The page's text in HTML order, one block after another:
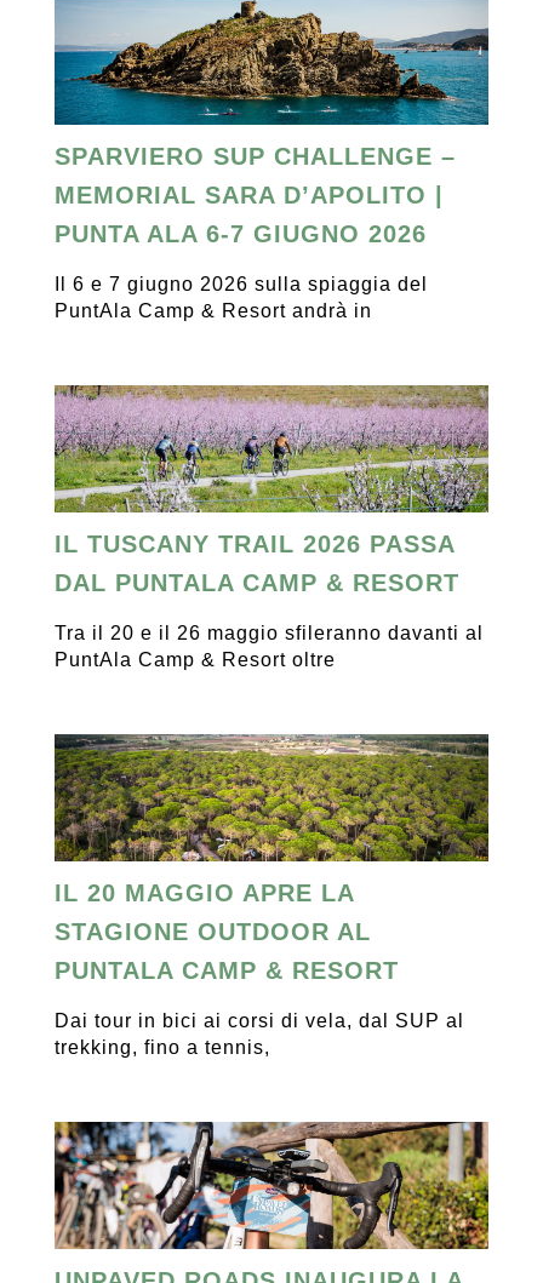
SPARVIERO SUP CHALLENGE –
MEMORIAL SARA D’APOLITO |
PUNTA ALA 6-7 GIUGNO 2026
Il 6 e 7 giugno 2026 sulla spiaggia del
PuntAla Camp & Resort andrà in
IL TUSCANY TRAIL 2026 PASSA
DAL PUNTALA CAMP & RESORT
Tra il 20 e il 26 maggio sfileranno davanti al
PuntAla Camp & Resort oltre
IL 20 MAGGIO APRE LA
STAGIONE OUTDOOR AL
PUNTALA CAMP & RESORT
Dai tour in bici ai corsi di vela, dal SUP al
trekking, fino a tennis,